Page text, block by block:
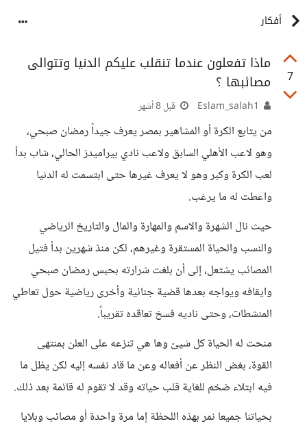
أفكار
7
ماذا تفعلون عندما تنقلب عليكم الدنيا وتتوالى
مصائبها ؟
قبل 8 أشهر
من يتابع الكرة أو المشاهير بمصر يعرف جيداً رمضان صبحي،
وهو لاعب الأهلي السابق ولاعب نادي بيراميدز الحالي، شاب بدأ
لعب الكرة وكبر وهو لا يعرف غيرها حتى ابتسمت له الدنيا
واعطت له ما يرغب.
حيث نال الشهرة والاسم والمهارة والمال والتاريخ الرياضي
والنسب والحياة المستقرة وغيرهم، لكن منذ شهرين بدأ فتيل
المصائب يشتعل، إلى أن بلغت شرارته بحبس رمضان صبحي
وايقافه ويواجه بعدها قضية جنائية وأخرى رياضية حول تعاطي
المنشطات، وحتى ناديه فسخ تعاقده تقريباً.
منحت له الحياة كل شيئ وها هي تنزعه على العلن بمنتهى
القوة، بغض النظر عن أفعاله وعن ما قاد نفسه إليه لكن يظل ما
فيه ابتلاء ضخم للغاية قلب حياته وقد لا تقوم له قائمة بعد ذلك.
بحياتنا جميعا نمر بهذه اللحظة إما مرة واحدة أو مصائب وبلايا